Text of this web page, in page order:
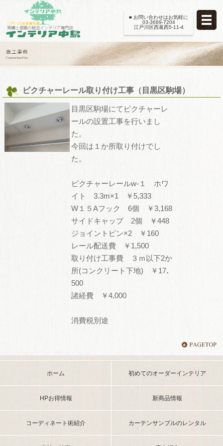
■ お問い合わせはお気軽に
03-3689-7204
江戸川区西葛西5-11-4
ピクチャーレール取り付け工事（目黒区駒場）
目黒区駒場にてピクチャーレ
ールの設置工事を行いまし
た。
今回は１か所取り付けでし
た。
ピクチャーレールw-１ ホワ
イト 3.3m×1 ￥5,333
W１５Aフック 6個 ￥3,168
サイドキャップ 2個 ￥448
ジョイントピン×2 ￥160
レール配送費 ￥1,500
取り付け工事費 ３ｍ以下2か
所(コンクリート下地) ￥17､
500
諸経費 ￥4,000
消費税別途
ホーム 初めてのオーダーインテリア
HPお得情報 新商品情報
コーディネート術紹介 カーテンサンプルのレンタル